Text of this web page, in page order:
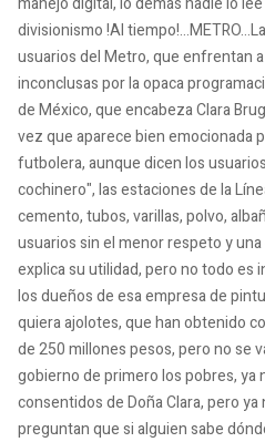
divisionismo !Al
usuarios del Metro, que enfrentan
inconclusas por la opaca
de México, que encabeza Clara
vez que aparece bien emocionada
futbolera, aunque dicen los
cochinero", las estaciones de la
cemento, tubos, varillas, polvo,
usuarios sin el menor respeto y
explica su utilidad, pero no todo es
los dueños de esa empresa de
quiera ajolotes, que han obtenido
de 250 millones pesos, pero no se
gobierno de primero los pobres, ya
consentidos de Doña Clara, pero
preguntan que si alguien sabe